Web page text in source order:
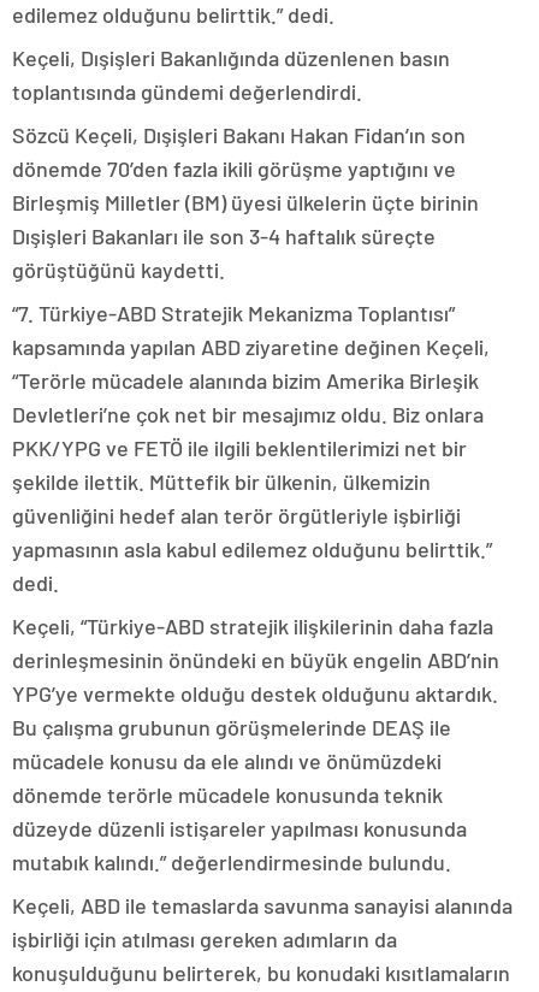
edilemez olduğunu belirttik.” dedi.
Keçeli, Dışişleri Bakanlığında düzenlenen basın
toplantısında gündemi değerlendirdi.
Sözcü Keçeli, Dışişleri Bakanı Hakan Fidan’ın son
dönemde 70’den fazla ikili görüşme yaptığını ve
Birleşmiş Milletler (BM) üyesi ülkelerin üçte birinin
Dışişleri Bakanları ile son 3-4 haftalık süreçte
görüştüğünü kaydetti.
“7. Türkiye-ABD Stratejik Mekanizma Toplantısı”
kapsamında yapılan ABD ziyaretine değinen Keçeli,
“Terörle mücadele alanında bizim Amerika Birleşik
Devletleri’ne çok net bir mesajımız oldu. Biz onlara
PKK/YPG ve FETÖ ile ilgili beklentilerimizi net bir
şekilde ilettik. Müttefik bir ülkenin, ülkemizin
güvenliğini hedef alan terör örgütleriyle işbirliği
yapmasının asla kabul edilemez olduğunu belirttik.”
dedi.
Keçeli, “Türkiye-ABD stratejik ilişkilerinin daha fazla
derinleşmesinin önündeki en büyük engelin ABD’nin
YPG’ye vermekte olduğu destek olduğunu aktardık.
Bu çalışma grubunun görüşmelerinde DEAŞ ile
mücadele konusu da ele alındı ve önümüzdeki
dönemde terörle mücadele konusunda teknik
düzeyde düzenli istişareler yapılması konusunda
mutabık kalındı.” değerlendirmesinde bulundu.
Keçeli, ABD ile temaslarda savunma sanayisi alanında
işbirliği için atılması gereken adımların da
konuşulduğunu belirterek, bu konudaki kısıtlamaların